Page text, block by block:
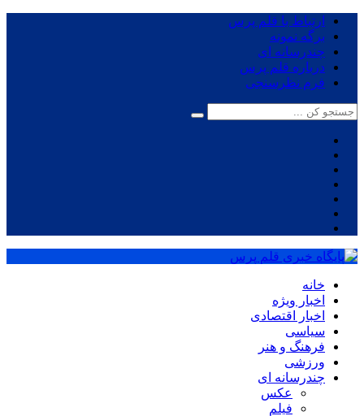
ارتباط با قلم پرس
برگه نمونه
چندرسانه ای
درباره قلم پرس
فرم نظرسنجی
خانه
اخبار ویژه
اخبار اقتصادی
سیاسی
فرهنگ و هنر
ورزشی
چندرسانه ای
عکس
فیلم